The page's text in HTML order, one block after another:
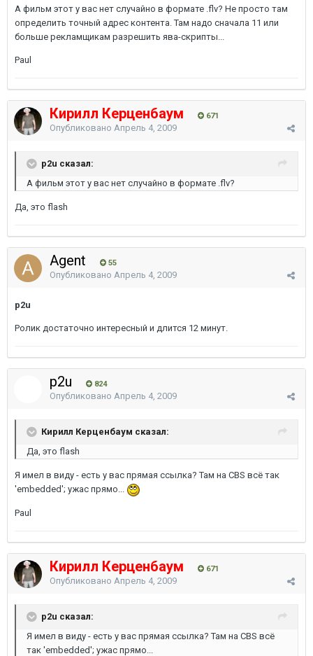
А фильм этот у вас нет случайно в формате .flv? Не просто там
определить точный адрес контента. Там надо сначала 11 или
больше рекламщикам разрешить ява-скрипты...
Paul
Кирилл Керценбаум 671
Опубликовано Апрель 4, 2009
p2u сказал:
А фильм этот у вас нет случайно в формате .flv?
Да, это flash
Agent 55
Опубликовано Апрель 4, 2009
p2u
Ролик достаточно интересный и длится 12 минут.
p2u 824
Опубликовано Апрель 4, 2009
Кирилл Керценбаум сказал:
Да, это flash
Я имел в виду - есть у вас прямая ссылка? Там на CBS всё так
'embedded'; ужас прямо...
Paul
Кирилл Керценбаум 671
Опубликовано Апрель 4, 2009
p2u сказал:
Я имел в виду - есть у вас прямая ссылка? Там на CBS всё
так 'embedded'; ужас прямо...